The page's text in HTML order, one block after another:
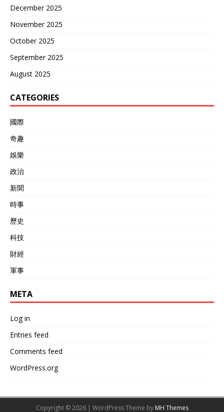
December 2025
November 2025
October 2025
September 2025
August 2025
CATEGORIES
國際
奇趣
娛樂
政治
新聞
時事
歷史
科技
財經
軍事
META
Log in
Entries feed
Comments feed
WordPress.org
Copyright © 2026 | WordPress Theme by MH Themes